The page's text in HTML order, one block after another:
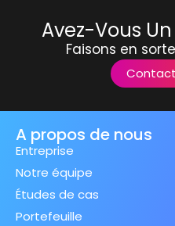
Avez-Vous
Faisons en
A propos de nous
Entreprise
Notre équipe
Études de cas
Portefeuille